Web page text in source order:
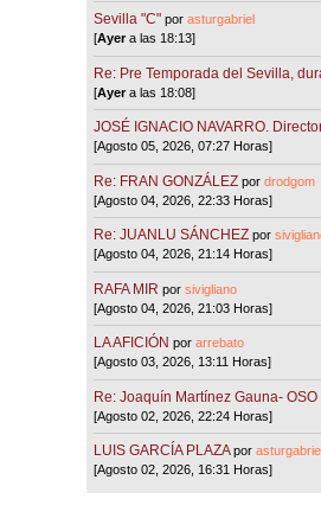
Sevilla "C"porasturgabriel
[Ayera las 18:13]
Re: Pre Temporada del Sevilla,
[Ayera las 18:08]
JOSÉ IGNACIO NAVARRO.
[Agosto 05, 2026, 07:27 Horas]
Re: FRAN GONZÁLEZ pordrodgom
[Agosto 04, 2026, 22:33 Horas]
Re: JUANLU SÁNCHEZ por
[Agosto 04, 2026, 21:14 Horas]
RAFA MIR porsivigliano
[Agosto 04, 2026, 21:03 Horas]
LA AFICIÓN porarrebato
[Agosto 03, 2026, 13:11 Horas]
Re: Joaquín Martínez Gauna- OSO
[Agosto 02, 2026, 22:24 Horas]
LUIS GARCÍA PLAZA porasturgabriel
[Agosto 02, 2026, 16:31 Horas]